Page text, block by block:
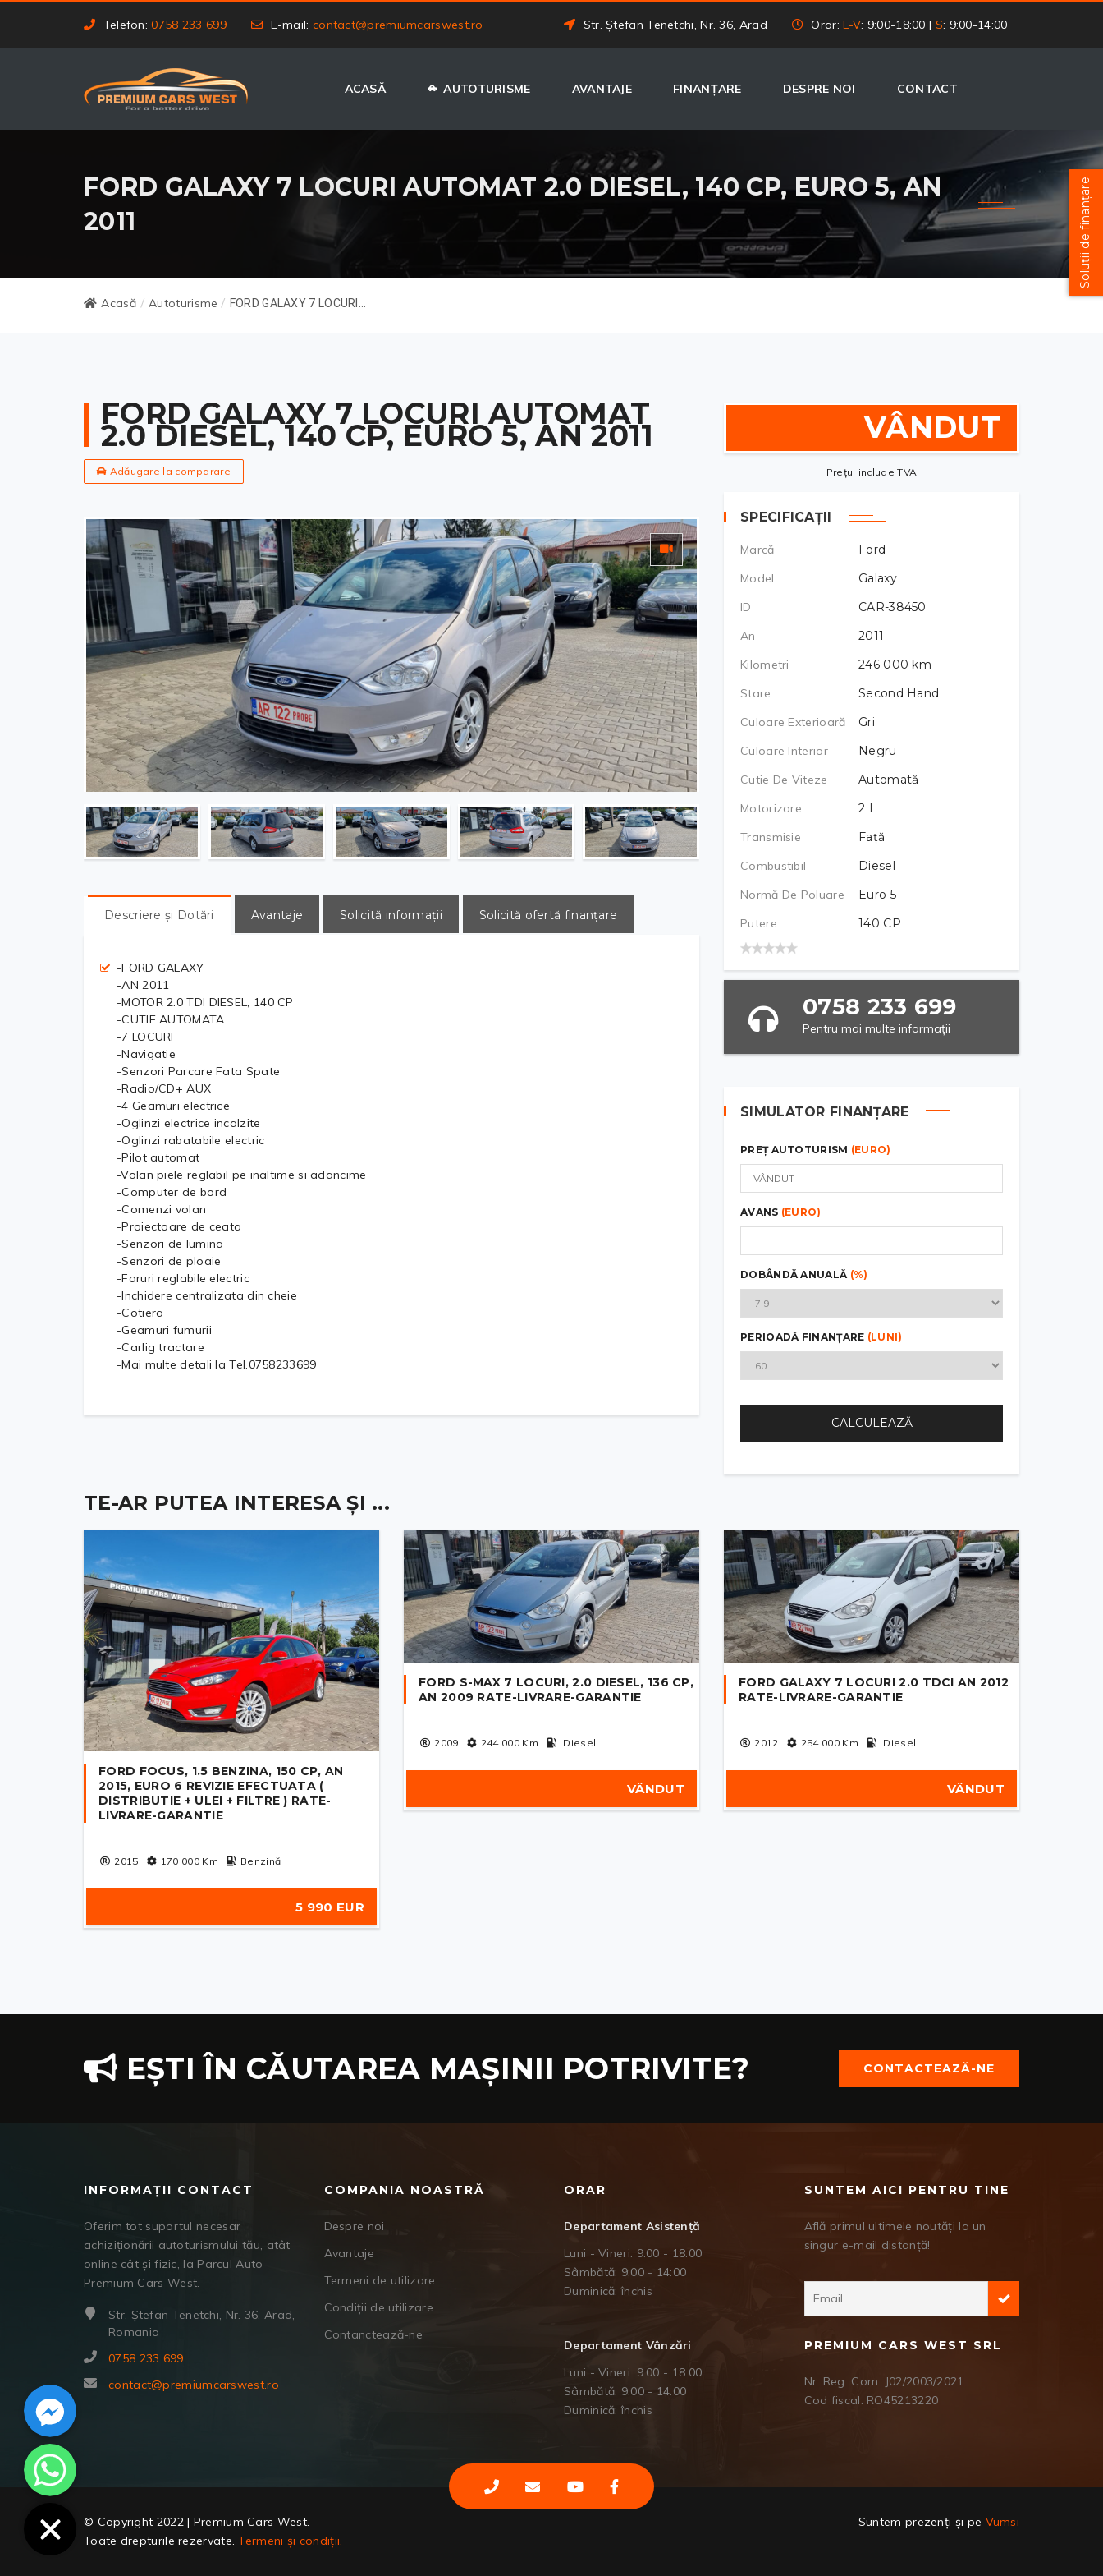
Telefon:0758 233 699 E-mail: contact@premiumcarswest.ro Str. Ștefan Tenetchi, Nr. 36, Arad Orar:L-V: 9:00-18:00 | S: 9:00-14:00
ACASĂ AUTOTURISME AVANTAJE FINANȚARE DESPRE NOI CONTACT
FORD GALAXY 7 LOCURI AUTOMAT 2.0 DIESEL, 140 CP, EURO 5, AN
2011
Acasă / Autoturisme / FORD GALAXY 7 LOCURI...
FORD GALAXY 7 LOCURI AUTOMAT
2.0 DIESEL, 140 CP, EURO 5, AN 2011
Adăugare la comparare
Descriere și Dotări Avantaje Solicită informații Solicită ofertă finanțare
-FORD GALAXY
-AN 2011
-MOTOR 2.0 TDI DIESEL, 140 CP
-CUTIE AUTOMATA
-7 LOCURI
-Navigatie
-Senzori Parcare Fata Spate
-Radio/CD+ AUX
-4 Geamuri electrice
-Oglinzi electrice incalzite
-Oglinzi rabatabile electric
-Pilot automat
-Volan piele reglabil pe inaltime si adancime
-Computer de bord
-Comenzi volan
-Proiectoare de ceata
-Senzori de lumina
-Senzori de ploaie
-Faruri reglabile electric
-Inchidere centralizata din cheie
-Cotiera
-Geamuri fumurii
-Carlig tractare
-Mai multe detali la Tel.0758233699
VÂNDUT
Prețul include TVA
SPECIFICAȚII
Marcă
Ford
Model
Galaxy
ID
CAR-38450
An
2011
Kilometri
246 000 km
Stare
Second Hand
Culoare Exterioară
Gri
Culoare Interior
Negru
Cutie De Viteze
Automată
Motorizare
2 L
Transmisie
Față
Combustibil
Diesel
Normă De Poluare
Euro 5
Putere
140 CP
0758 233 699
Pentru mai multe informații
SIMULATOR FINANȚARE
PREȚ AUTOTURISM (EURO)
AVANS (EURO)
DOBÂNDĂ ANUALĂ (%)
PERIOADĂ FINANȚARE (LUNI)
CALCULEAZĂ
TE-AR PUTEA INTERESA ȘI ...
FORD FOCUS, 1.5 BENZINA, 150 CP, AN
2015, EURO 6 REVIZIE EFECTUATA (
DISTRIBUTIE + ULEI + FILTRE ) RATE-
LIVRARE-GARANTIE
2015 170 000Km Benzină
5 990 EUR
FORD S-MAX 7 LOCURI, 2.0 DIESEL, 136 CP,
AN 2009 RATE-LIVRARE-GARANTIE
2009 244 000Km Diesel
VÂNDUT
FORD GALAXY 7 LOCURI 2.0 TDCI AN 2012
RATE-LIVRARE-GARANTIE
2012 254 000Km Diesel
VÂNDUT
EȘTI ÎN CĂUTAREA MAȘINII POTRIVITE? CONTACTEAZĂ-NE
INFORMAȚII CONTACT
Oferim tot suportul necesar
achiziționării autoturismului tău, atât
online cât și fizic, la Parcul Auto
Premium Cars West.
Str. Ștefan Tenetchi, Nr. 36, Arad,
Romania
0758 233 699
contact@premiumcarswest.ro
COMPANIA NOASTRĂ
Despre noi
Avantaje
Termeni de utilizare
Condiții de utilizare
Contanctează-ne
ORAR
Departament Asistență
Luni - Vineri: 9:00 - 18:00
Sâmbătă: 9:00 - 14:00
Duminică: închis
Departament Vânzări
Luni - Vineri: 9:00 - 18:00
Sâmbătă: 9:00 - 14:00
Duminică: închis
SUNTEM AICI PENTRU TINE
Află primul ultimele noutăți la un
singur e-mail distanță!
PREMIUM CARS WEST SRL
Nr. Reg. Com: J02/2003/2021
Cod fiscal: RO45213220
© Copyright 2022 | Premium Cars West.
Toate drepturile rezervate.Termeni și condiții.
Suntem prezenți și pe Vumsi
Soluții de finanțare
Facebook Messenger
WhatsApp